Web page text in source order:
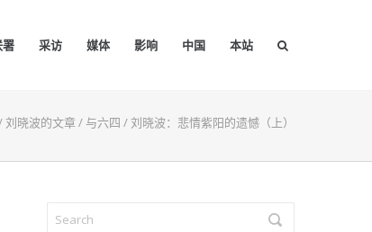
署 采访 媒体 影响 中国 本站
刘晓波的文章/ 与六四 /刘晓波：悲情紫阳的遗憾（上）